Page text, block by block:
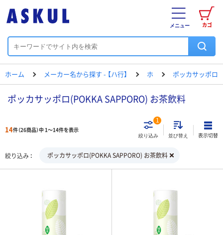
カゴ
メニュー
ホーム メーカー名から探す - 【ハ行】 ホ ポッカサッポロ
ポッカサッポロ(POKKA SAPPORO) お茶飲料
14件（26商品）中 1～14件を表示
絞り込み
1
並び替え 表示切替
絞り込み ポッカサッポロ(POKKA SAPPORO) お茶飲料